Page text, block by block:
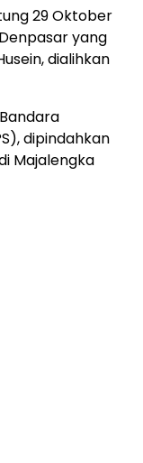
29 Oktober
yang
dialihkan
dipindahkan
Majalengka